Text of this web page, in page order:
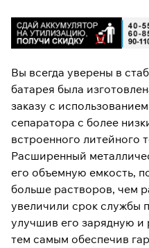
Вы всегда уверены в
батарея была
заказу с
сепаратора с более
встроенного литейного
Расширенный
его объемную емкость,
больше растворов, чем
увеличили срок службы
улучшив его зарядную и
тем самым обеспечив